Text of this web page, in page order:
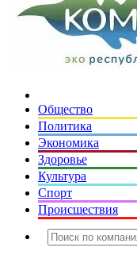
Общество
Политика
Экономика
Здоровье
Культура
Спорт
Происшествия